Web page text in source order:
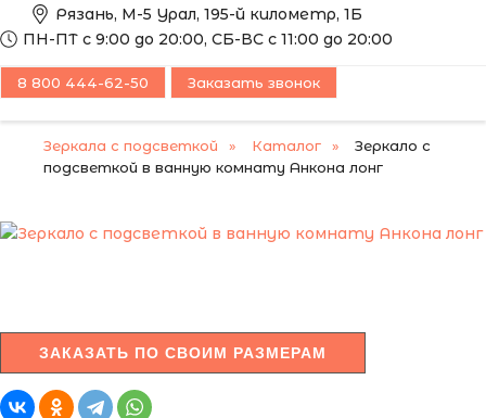
Рязань, М-5 Урал, 195-й километр, 1Б
ПН-ПТ с 9:00 до 20:00, СБ-ВС с 11:00 до 20:00
8 800 444-62-50 Заказать звонок
Зеркала с подсветкой Каталог
Зеркало с
подсветкой в ванную комнату Анкона лонг
ЗАКАЗАТЬ ПО СВОИМ РАЗМЕРАМ